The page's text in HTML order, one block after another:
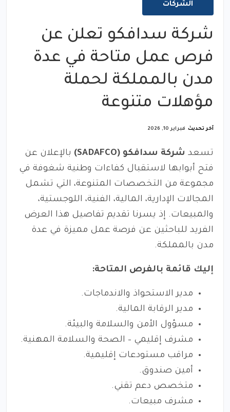
الشركات
شركة سدافكو تعلن عن
فرص عمل متاحة في عدة
مدن بالمملكة لحملة
مؤهلات متنوعة
آخر تحديث فبراير 10, 2026
تسعد شركة سدافكو (SADAFCO)
بالإعلان عن
فتح أبوابها لاستقبال كفاءات وطنية شغوفة في
مجموعة من التخصصات المتنوعة، التي تشمل
المجالات الإدارية، المالية، الفنية، اللوجستية،
والمبيعات. إذ يسرنا تقديم تفاصيل هذا العرض
الفريد للباحثين عن فرصة عمل مميزة في عدة
مدن بالمملكة.
إليك قائمة بالفرص المتاحة:
مدير الاستحواذ والاندماجات.
مدير الرقابة المالية.
مسؤول الأمن والسلامة والبيئة.
مشرف إقليمي – الصحة والسلامة المهنية.
مراقب مستودعات إقليمية.
أمين صندوق.
متخصص دعم تقني.
مشرف مبيعات.